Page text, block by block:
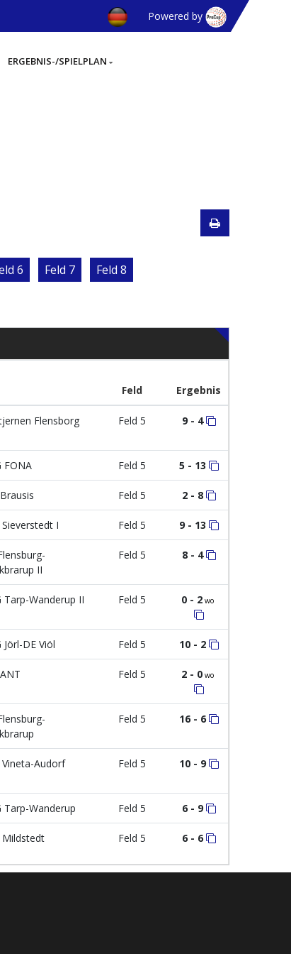
Powered by
ERGEBNIS-/SPIELPLAN
6 Feld 7
Feld 8
Feld Ergebnis
Flensborg
Feld 5 9 - 4
FONA Feld 5 5 - 13
Feld 5 2 - 8
Sieverstedt I Feld 5 9 - 13
II
Feld 5 8 - 4
Tarp-Wanderup II Feld 5 0 - 2wo
Jörl-DE Viöl Feld 5 10 - 2
Feld 5 2 - 0wo
Feld 5 16 - 6
Vineta-Audorf Feld 5 10 - 9
Tarp-Wanderup Feld 5 6 - 9
Mildstedt Feld 5 6 - 6